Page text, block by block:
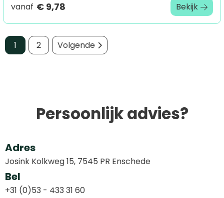
vanaf € 9,78 Bekijk
1 2 Volgende
Persoonlijk advies?
Adres
Josink Kolkweg 15, 7545 PR Enschede
Bel
+31 (0)53 - 433 31 60